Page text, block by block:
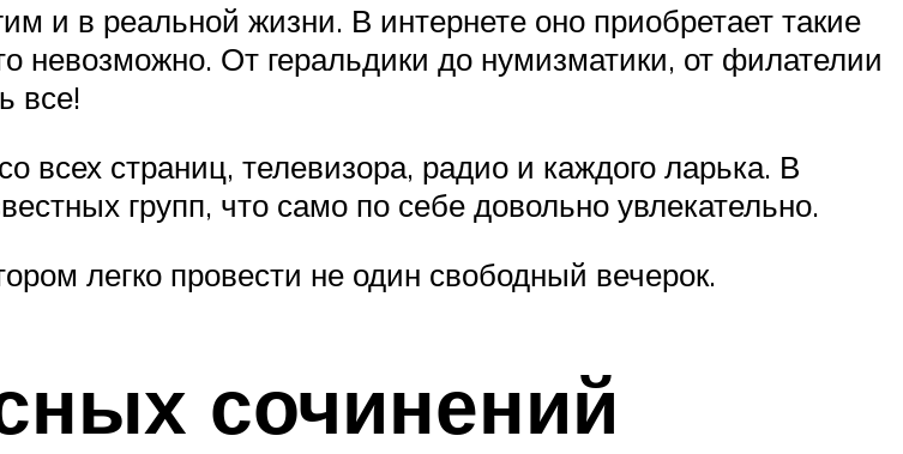
и в реальной жизни. В интернете оно приобретает такие
невозможно. От геральдики до нумизматики, от филателии
все!
всех страниц, телевизора, радио и каждого ларька. В
групп, что само по себе довольно увлекательно.
легко провести не один свободный вечерок.
сочинений